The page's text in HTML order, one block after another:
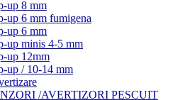
up 8 mm
up 6 mm fumigena
up 6 mm
up minis 4-5 mm
up 12mm
up / 10-14 mm
/AVERTIZORI PESCUIT